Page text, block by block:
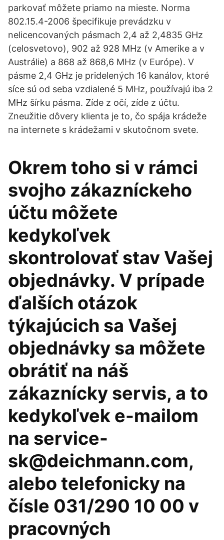
parkovať môžete priamo na mieste. Norma
802.15.4-2006 špecifikuje prevádzku v
nelicencovaných pásmach 2,4 až 2,4835 GHz
(celosvetovo), 902 až 928 MHz (v Amerike a v
Austrálie) a 868 až 868,6 MHz (v Európe). V
pásme 2,4 GHz je pridelených 16 kanálov, ktoré
síce sú od seba vzdialené 5 MHz, používajú iba 2
MHz šírku pásma. Zíde z očí, zíde z účtu.
Zneužitie dôvery klienta je to, čo spája krádeže
na internete s krádežami v skutočnom svete.
Okrem toho si v rámci
svojho zákazníckeho
účtu môžete
kedykoľvek
skontrolovať stav Vašej
objednávky. V prípade
ďalších otázok
týkajúcich sa Vašej
objednávky sa môžete
obrátiť na náš
zákaznícky servis, a to
kedykoľvek e-mailom
na service-
sk@deichmann.com,
alebo telefonicky na
čísle 031/290 10 00 v
pracovných